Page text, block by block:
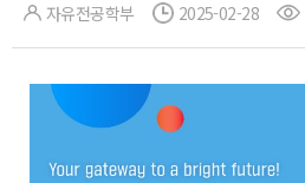
자유전공학부 2025-02-28